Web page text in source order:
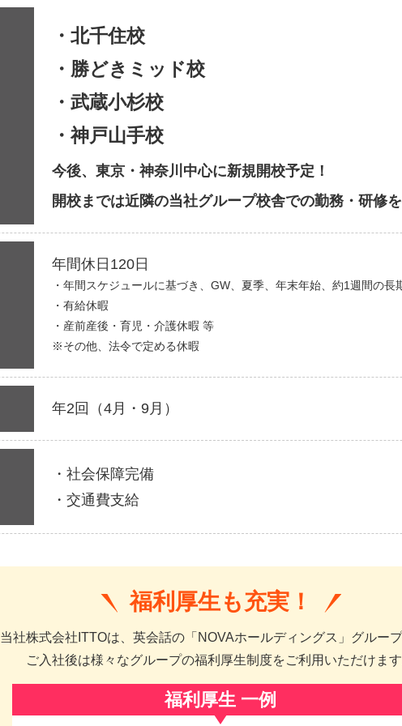
・北千住校
・勝どきミッド校
・武蔵小杉校
・神戸山手校
今後、東京・神奈川中心に新規開校予定！
開校までは近隣の当社グループ校舎での勤務・研修を
年間休日120日
・年間スケジュールに基づき、GW、夏季、年末年始、約1週間の長
・有給休暇
・産前産後・育児・介護休暇 等
※その他、法令で定める休暇
年2回（4月・9月）
・社会保障完備
・交通費支給
福利厚生も充実！
当社株式会社ITTOは、英会話の「NOVAホールディングス」グループ
ご入社後は様々なグループの福利厚生制度をご利用いただけます
福利厚生 一例